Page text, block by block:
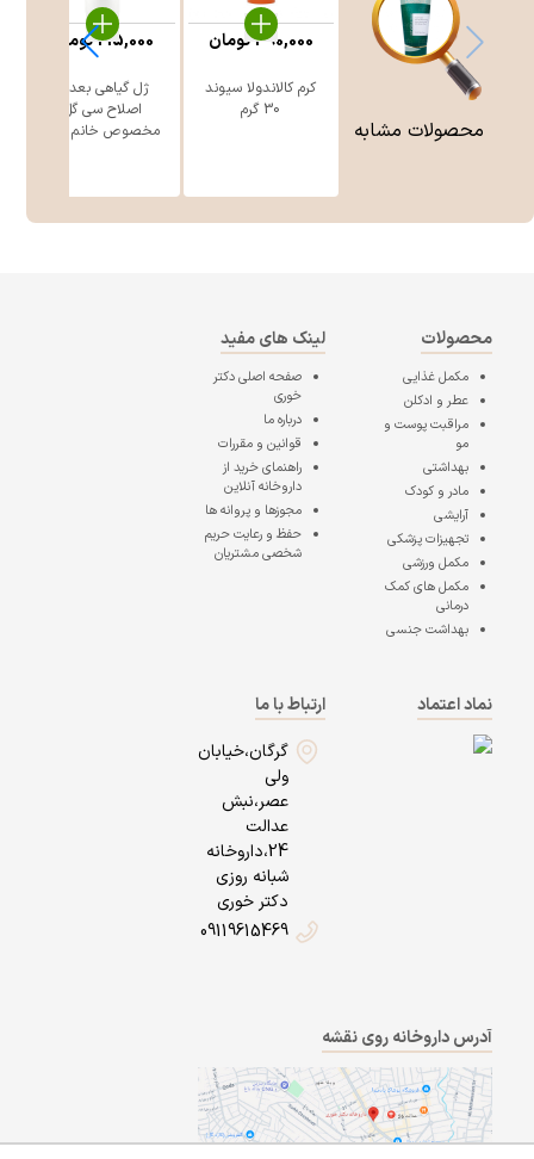
محصولات مشابه
کرم کالاندولا سیوند
30 گرم
390,000تومان
ژل گیاهی بعد از
اصلاح سی گل
مخصوص خانم ه ...
215,000تومان
محصولات
مکمل غذایی
عطر و ادکلن
مراقبت پوست و
مو
بهداشتی
مادر و کودک
آرایشی
تجهیزات پزشکی
مکمل ورزشی
مکمل های کمک
درمانی
بهداشت جنسی
لینک های مفید
صفحه اصلیدکتر
خوری
درباره ما
قوانین و مقررات
راهنمای خرید از
داروخانه آنلاین
مجوزها و پروانه ها
حفظ و رعایت حریم
شخصی مشتریان
نماد اعتماد
ارتباط با ما
گرگان،خیابان
ولی
عصر،نبش
عدالت
24،داروخانه
شبانه روزی
دکتر خوری
09119615469
آدرس داروخانه روی نقشه